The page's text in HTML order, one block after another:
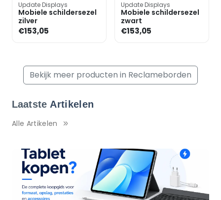
Update Displays
Mobiele schildersezel
zilver
€153,05
Update Displays
Mobiele schildersezel
zwart
€153,05
Bekijk meer producten in Reclameborden
Laatste Artikelen
Alle Artikelen